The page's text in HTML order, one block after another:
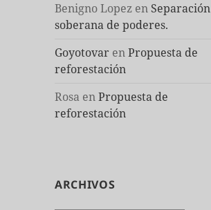
Benigno Lopez en Separación
soberana de poderes.
Goyotovar enPropuesta de
reforestación
Rosa enPropuesta de
reforestación
ARCHIVOS